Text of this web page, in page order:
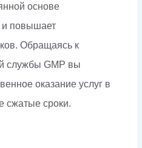
основе
и повышает
Обращаясь к
службы GMP вы
оказание услуг в
сжатые сроки.